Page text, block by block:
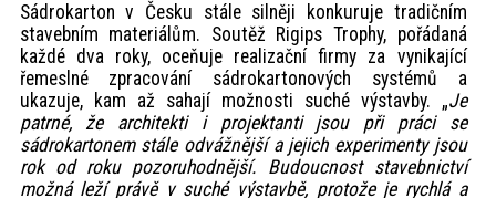
Sádrokarton v Česku stále silněji konkuruje tradičním
stavebním materiálům. Soutěž Rigips Trophy, pořádaná
každé dva roky, oceňuje realizační firmy za vynikající
řemeslné zpracování sádrokartonových systémů a
ukazuje, kam až sahají možnosti suché výstavby. „Je
patrné, že architekti i projektanti jsou při práci se
sádrokartonem stále odvážnější a jejich experimenty jsou
rok od roku pozoruhodnější. Budoucnost stavebnictví
možná leží právě v suché výstavbě, protože je rychlá a